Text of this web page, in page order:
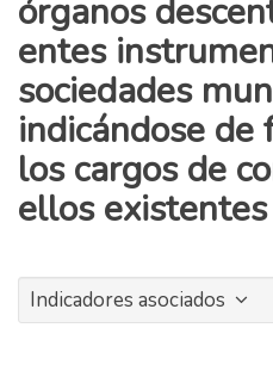
órganos
entes
sociedades
indicándose de
los cargos de
ellos existentes
Indicadores asociados